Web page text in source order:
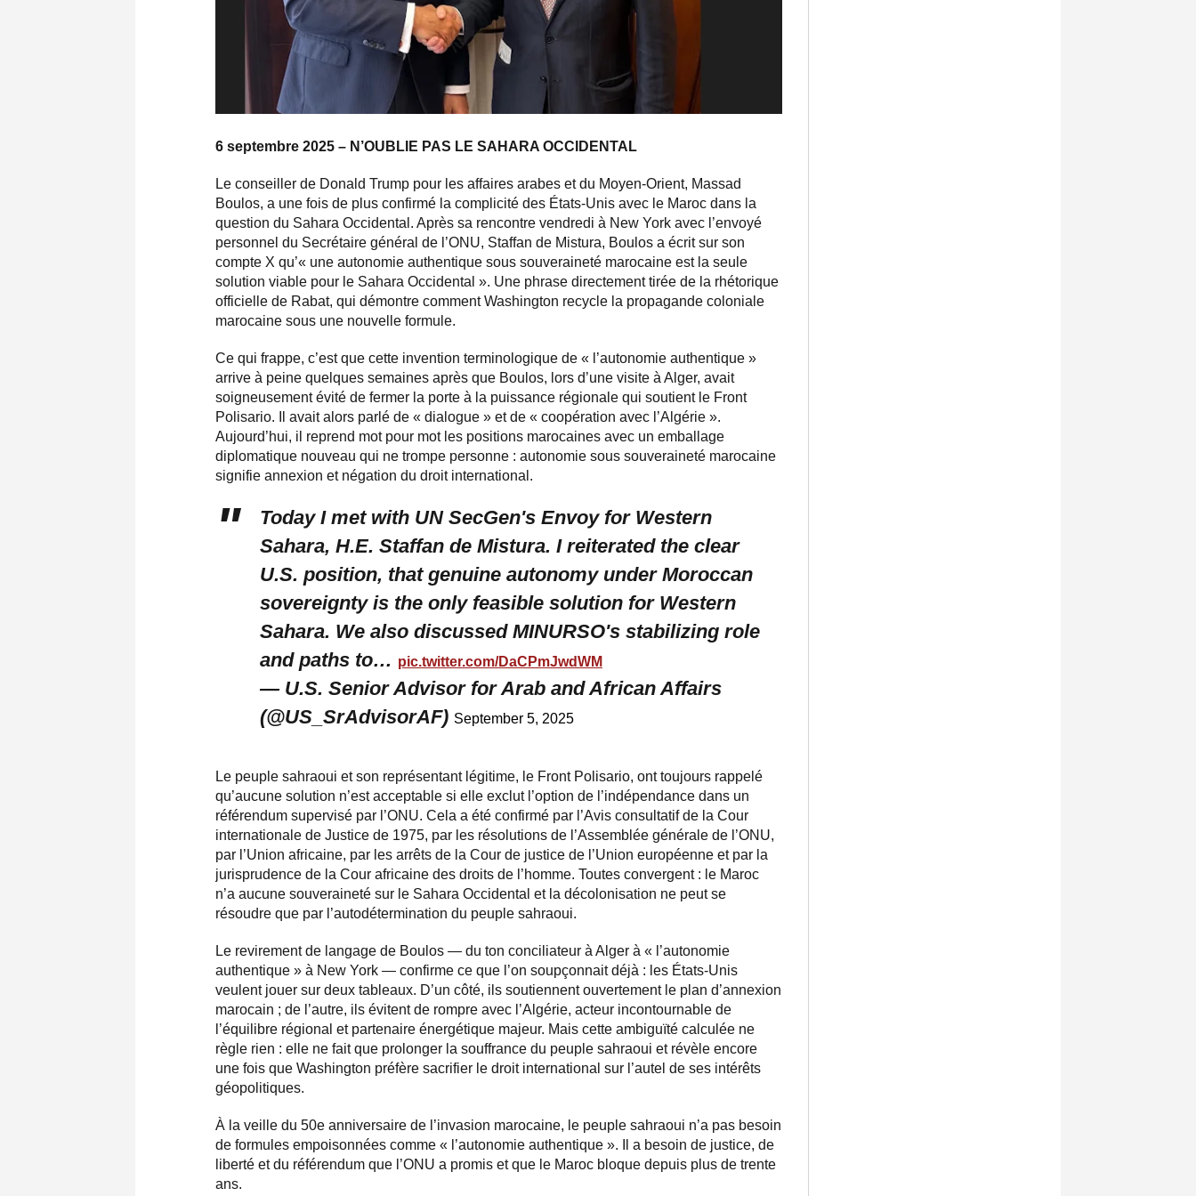
6 septembre 2025 – N’OUBLIE PAS LE SAHARA OCCIDENTAL
Le conseiller de Donald Trump pour les affaires arabes et du Moyen-Orient, Massad
Boulos, a une fois de plus confirmé la complicité des États-Unis avec le Maroc dans la
question du Sahara Occidental. Après sa rencontre vendredi à New York avec l’envoyé
personnel du Secrétaire général de l’ONU, Staffan de Mistura, Boulos a écrit sur son
compte X qu’« une autonomie authentique sous souveraineté marocaine est la seule
solution viable pour le Sahara Occidental ». Une phrase directement tirée de la rhétorique
officielle de Rabat, qui démontre comment Washington recycle la propagande coloniale
marocaine sous une nouvelle formule.
Ce qui frappe, c’est que cette invention terminologique de « l’autonomie authentique »
arrive à peine quelques semaines après que Boulos, lors d’une visite à Alger, avait
soigneusement évité de fermer la porte à la puissance régionale qui soutient le Front
Polisario. Il avait alors parlé de « dialogue » et de « coopération avec l’Algérie ».
Aujourd’hui, il reprend mot pour mot les positions marocaines avec un emballage
diplomatique nouveau qui ne trompe personne : autonomie sous souveraineté marocaine
signifie annexion et négation du droit international.
Today I met with UN SecGen's Envoy for Western
Sahara, H.E. Staffan de Mistura. I reiterated the clear
U.S. position, that genuine autonomy under Moroccan
sovereignty is the only feasible solution for Western
Sahara. We also discussed MINURSO's stabilizing role
and paths to… pic.twitter.com/DaCPmJwdWM
— U.S. Senior Advisor for Arab and African Affairs
(@US_SrAdvisorAF) September 5, 2025
Le peuple sahraoui et son représentant légitime, le Front Polisario, ont toujours rappelé
qu’aucune solution n’est acceptable si elle exclut l’option de l’indépendance dans un
référendum supervisé par l’ONU. Cela a été confirmé par l’Avis consultatif de la Cour
internationale de Justice de 1975, par les résolutions de l’Assemblée générale de l’ONU,
par l’Union africaine, par les arrêts de la Cour de justice de l’Union européenne et par la
jurisprudence de la Cour africaine des droits de l’homme. Toutes convergent : le Maroc
n’a aucune souveraineté sur le Sahara Occidental et la décolonisation ne peut se
résoudre que par l’autodétermination du peuple sahraoui.
Le revirement de langage de Boulos — du ton conciliateur à Alger à « l’autonomie
authentique » à New York — confirme ce que l’on soupçonnait déjà : les États-Unis
veulent jouer sur deux tableaux. D’un côté, ils soutiennent ouvertement le plan d’annexion
marocain ; de l’autre, ils évitent de rompre avec l’Algérie, acteur incontournable de
l’équilibre régional et partenaire énergétique majeur. Mais cette ambiguïté calculée ne
règle rien : elle ne fait que prolonger la souffrance du peuple sahraoui et révèle encore
une fois que Washington préfère sacrifier le droit international sur l’autel de ses intérêts
géopolitiques.
À la veille du 50e anniversaire de l’invasion marocaine, le peuple sahraoui n’a pas besoin
de formules empoisonnées comme « l’autonomie authentique ». Il a besoin de justice, de
liberté et du référendum que l’ONU a promis et que le Maroc bloque depuis plus de trente
ans.